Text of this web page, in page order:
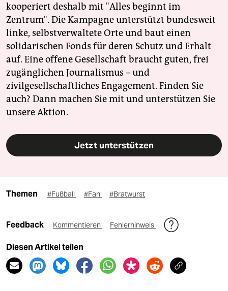
kooperiert deshalb mit "Alles beginnt im
Zentrum". Die Kampagne unterstützt bundesweit
linke, selbstverwaltete Orte und baut einen
solidarischen Fonds für deren Schutz und Erhalt
auf. Eine offene Gesellschaft braucht guten, frei
zugänglichen Journalismus – und
zivilgesellschaftliches Engagement. Finden Sie
auch? Dann machen Sie mit und unterstützen Sie
unsere Aktion.
Jetzt unterstützen
Themen #Fußball #Fan #Bratwurst
Feedback Kommentieren Fehlerhinweis
Diesen Artikel teilen